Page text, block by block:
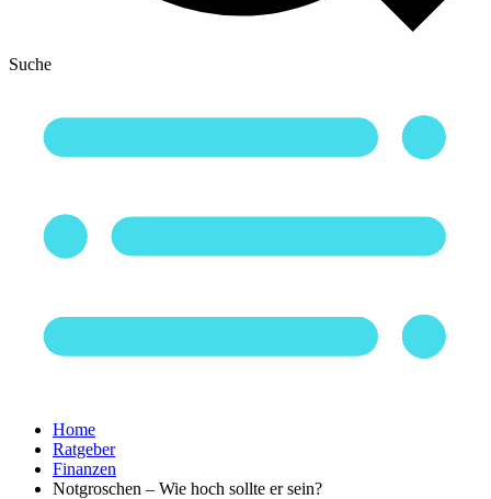
Suche
Home
Ratgeber
Finanzen
Notgroschen – Wie hoch sollte er sein?